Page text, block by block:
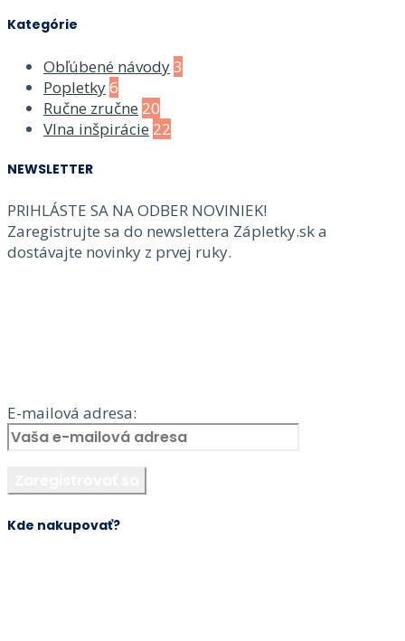
Kategórie
Obľúbené návody3
Popletky6
Ručne zručne 20
Vlna inšpirácie 22
NEWSLETTER
PRIHLÁSTE SA NA ODBER NOVINIEK!
Zaregistrujte sa do newslettera Zápletky.sk a
dostávajte novinky z prvej ruky.
E-mailová adresa:
Kde nakupovať?